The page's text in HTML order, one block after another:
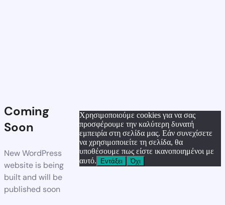
Coming
Soon
New WordPress
website is being
built and will be
published soon
Χρησιμοποιούμε cookies για να σας
προσφέρουμε την καλύτερη δυνατή
εμπειρία στη σελίδα μας. Εάν συνεχίσετε
να χρησιμοποιείτε τη σελίδα, θα
υποθέσουμε πως είστε ικανοποιημένοι με
αυτό.
Εντάξει Όχι